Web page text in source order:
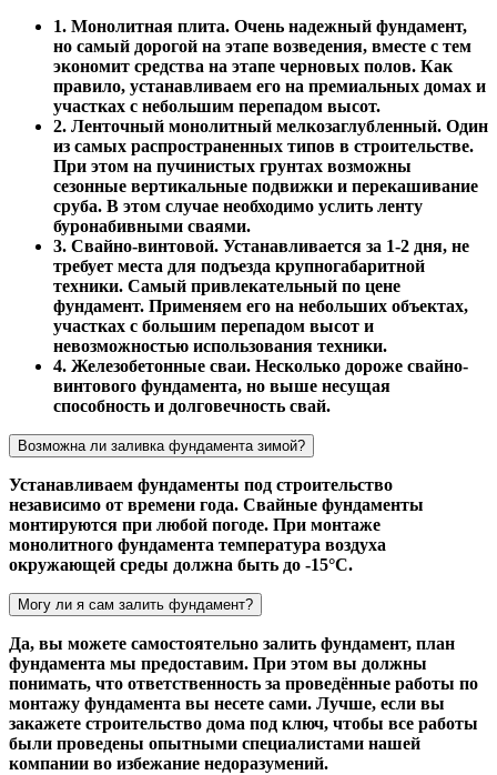
1. Монолитная плита. Очень надежный фундамент,
но самый дорогой на этапе возведения, вместе с тем
экономит средства на этапе черновых полов. Как
правило, устанавливаем его на премиальных домах и
участках с небольшим перепадом высот.
2. Ленточный монолитный мелкозаглубленный. Один
из самых распространенных типов в строительстве.
При этом на пучинистых грунтах возможны
сезонные вертикальные подвижки и перекашивание
сруба. В этом случае необходимо услить ленту
буронабивными сваями.
3. Свайно-винтовой. Устанавливается за 1-2 дня, не
требует места для подъезда крупногабаритной
техники. Самый привлекательный по цене
фундамент. Применяем его на небольших объектах,
участках с большим перепадом высот и
невозможностью использования техники.
4. Железобетонные сваи. Несколько дороже свайно-
винтового фундамента, но выше несущая
способность и долговечность свай.
Возможна ли заливка фундамента зимой?
Устанавливаем фундаменты под строительство
независимо от времени года. Свайные фундаменты
монтируются при любой погоде. При монтаже
монолитного фундамента температура воздуха
окружающей среды должна быть до -15°С.
Могу ли я сам залить фундамент?
Да, вы можете самостоятельно залить фундамент, план
фундамента мы предоставим. При этом вы должны
понимать, что ответственность за проведённые работы по
монтажу фундамента вы несете сами. Лучше, если вы
закажете строительство дома под ключ, чтобы все работы
были проведены опытными специалистами нашей
компании во избежание недоразумений.